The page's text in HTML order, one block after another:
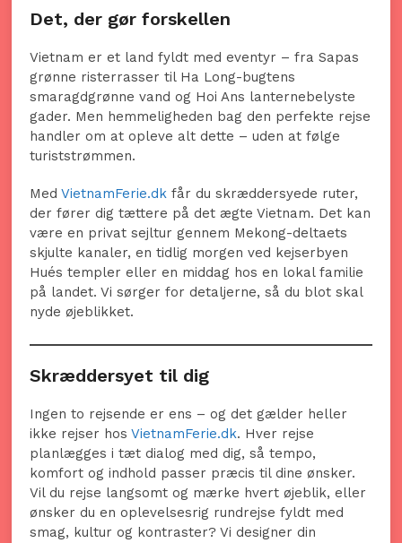
Det, der gør forskellen
Vietnam er et land fyldt med eventyr – fra Sapas
grønne risterrasser til Ha Long-bugtens
smaragdgrønne vand og Hoi Ans lanternebelyste
gader. Men hemmeligheden bag den perfekte rejse
handler om at opleve alt dette – uden at følge
turiststrømmen.
MedVietnamFerie.dk får du skræddersyede ruter,
der fører dig tættere på det ægte Vietnam. Det kan
være en privat sejltur gennem Mekong-deltaets
skjulte kanaler, en tidlig morgen ved kejserbyen
Hués templer eller en middag hos en lokal familie
på landet. Vi sørger for detaljerne, så du blot skal
nyde øjeblikket.
Skræddersyet til dig
Ingen to rejsende er ens – og det gælder heller
ikke rejser hosVietnamFerie.dk. Hver rejse
planlægges i tæt dialog med dig, så tempo,
komfort og indhold passer præcis til dine ønsker.
Vil du rejse langsomt og mærke hvert øjeblik, eller
ønsker du en oplevelsesrig rundrejse fyldt med
smag, kultur og kontraster? Vi designer din